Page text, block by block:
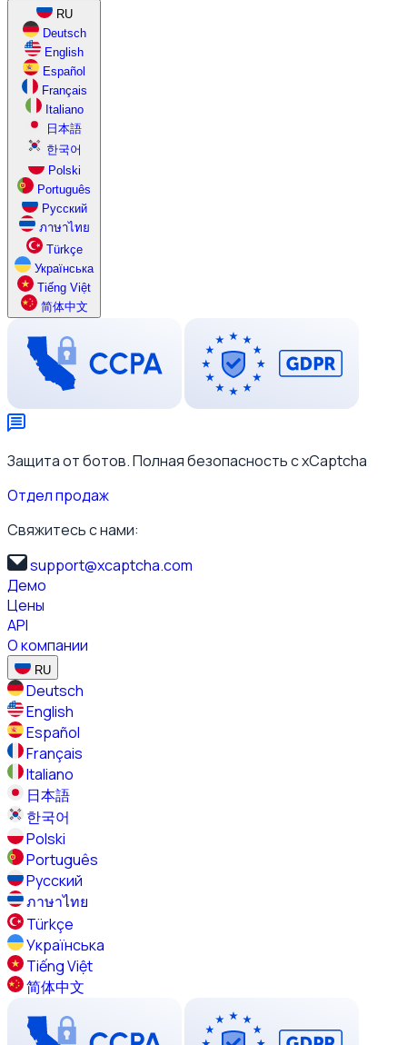
RU
Deutsch
English
Español
Français
Italiano
日本語
한국어
Polski
Português
Русский
ภาษาไทย
Türkçe
Українська
Tiếng Việt
简体中文
Защита от ботов. Полная безопасность с xCaptcha
Отдел продаж
Свяжитесь с нами:
support@xcaptcha.com
Демо
Цены
API
О компании
RU
Deutsch
English
Español
Français
Italiano
日本語
한국어
Polski
Português
Русский
ภาษาไทย
Türkçe
Українська
Tiếng Việt
简体中文